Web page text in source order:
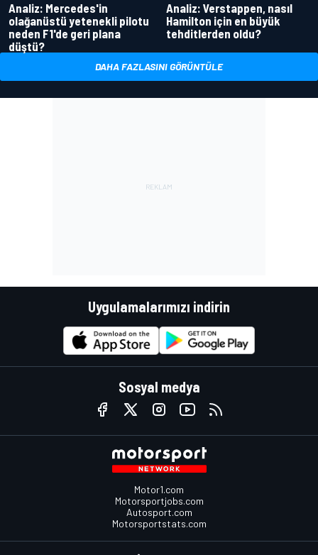
Analiz: Mercedes'in
olağanüstü yetenekli pilotu
neden F1'de geri plana
düştü?
Analiz: Verstappen, nasıl
Hamilton için en büyük
tehditlerden oldu?
DAHA FAZLASINI GÖRÜNTÜLE
Uygulamalarımızı indirin
Sosyal medya
Motor1.com
Motorsportjobs.com
Autosport.com
Motorsportstats.com